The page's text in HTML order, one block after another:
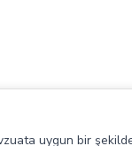
uygun bir